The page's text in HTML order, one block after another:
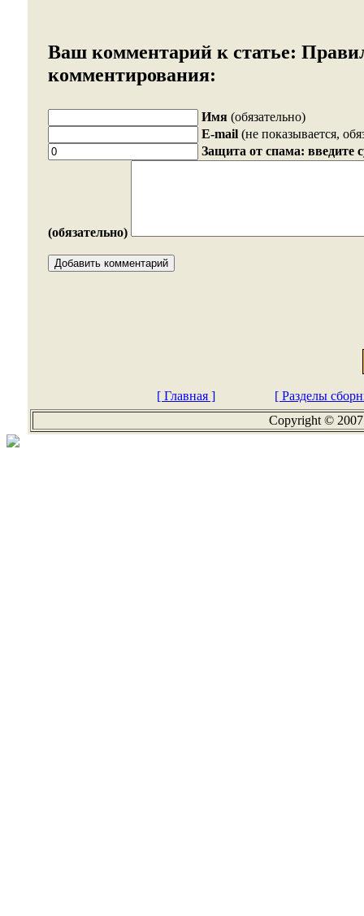
Ваш комментарий к статье:
комментирования:
Имя (обязательно)
E-mail (не показывается,
Защита от спама: введите
(обязательно)
[ Главная ]
[ Разделы
Copyright ©